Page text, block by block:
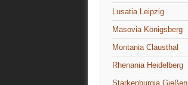
Lusatia Leipzig
Masovia Königsberg
Montania Clausthal
Rhenania Heidelberg
Starkenburgia Gießen